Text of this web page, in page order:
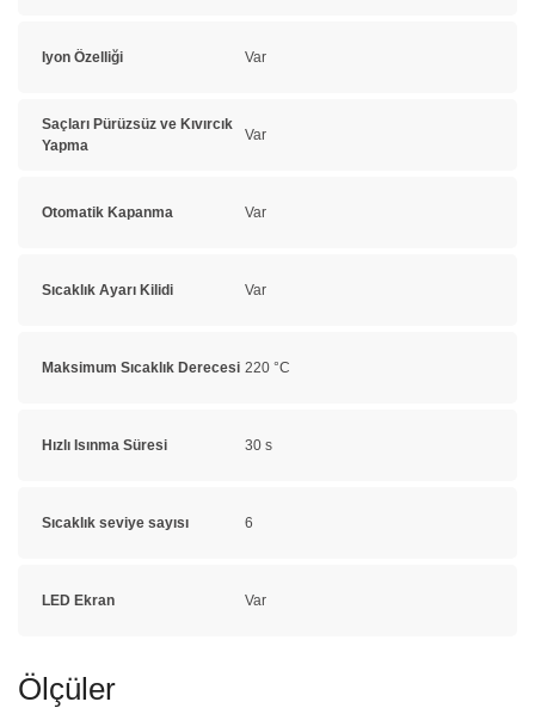
Iyon Özelliği Var
Saçları Pürüzsüz ve Kıvırcık
Yapma
Var
Otomatik Kapanma Var
Sıcaklık Ayarı Kilidi Var
Maksimum Sıcaklık Derecesi 220 °C
Hızlı Isınma Süresi 30 s
Sıcaklık seviye sayısı 6
LED Ekran Var
Ölçüler